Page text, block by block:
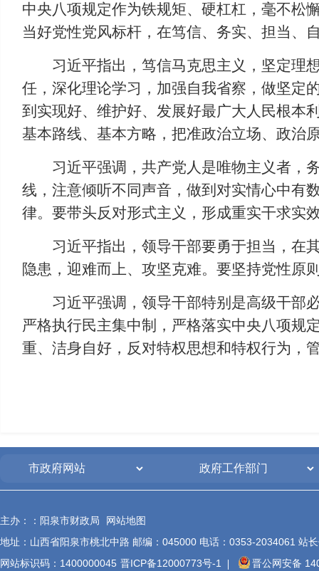
中央八项规定作为铁规矩、硬杠杠，毫不松
当好党性党风标杆，在笃信、务实、担当、
习近平指出，笃信马克思主义，坚定理
任，深化理论学习，加强自我省察，做坚定
到实现好、维护好、发展好最广大人民根本
基本路线、基本方略，把准政治立场、政治
习近平强调，共产党人是唯物主义者，
线，注意倾听不同声音，做到对实情心中有
律。要带头反对形式主义，形成重实干求实
习近平指出，领导干部要勇于担当，在
隐患，迎难而上、攻坚克难。要坚持党性原
习近平强调，领导干部特别是高级干部
严格执行民主集中制，严格落实中央八项规
重、洁身自好，反对特权思想和特权行为，
主办：：阳泉市财政局
网站地图
地址：山西省阳泉市桃北中路 邮编：045000 电话：0353-2034061 站
网站标识码：1400000045 晋ICP备12000773号-1 晋公网安备